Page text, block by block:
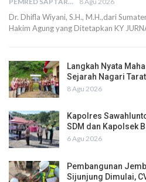
Dr. Dhifla Wiyani, S.H., M.H.,dari
Hakim Agung yang Ditetapkan KY
Langkah Nyata
Sejarah Nagari
8 Agu 2026
Kapolres
SDM dan Kapolsek
6 Agu 2026
Pembangunan
Sijunjung Dimulai,